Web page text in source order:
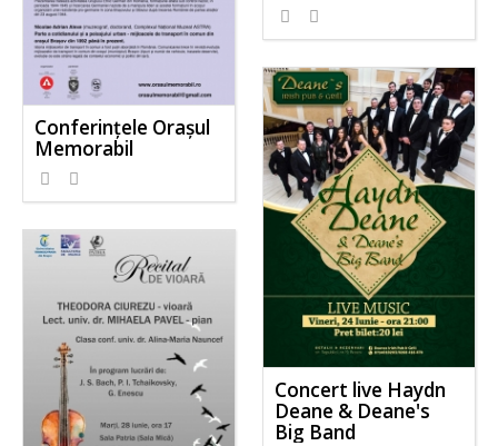
Conferințele Orașul
Memorabil
Concert live Haydn
Deane & Deane's
Big Band